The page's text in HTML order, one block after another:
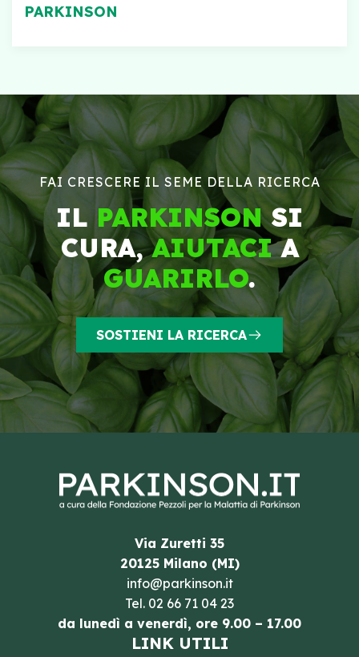
PARKINSON
FAI CRESCERE IL SEME DELLA RICERCA
ILPARKINSONSI
CURA,AIUTACIA
GUARIRLO.
SOSTIENI LA RICERCA
Via Zuretti 35
20125 Milano (MI)
info@parkinson.it
Tel. 02 66 71 04 23
da lunedì a venerdì, ore 9.00 – 17.00
LINK UTILI